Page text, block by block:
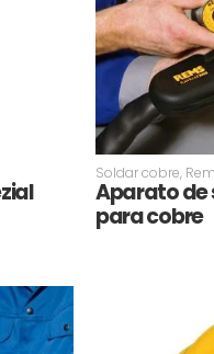
Soldar cobre,
Aparato de
para cobre